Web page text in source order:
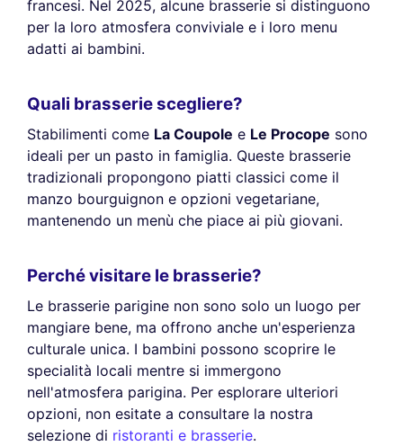
francesi. Nel 2025, alcune brasserie si distinguono
per la loro atmosfera conviviale e i loro menu
adatti ai bambini.
Quali brasserie scegliere?
Stabilimenti come La Coupole e Le Procope sono
ideali per un pasto in famiglia. Queste brasserie
tradizionali propongono piatti classici come il
manzo bourguignon e opzioni vegetariane,
mantenendo un menù che piace ai più giovani.
Perché visitare le brasserie?
Le brasserie parigine non sono solo un luogo per
mangiare bene, ma offrono anche un'esperienza
culturale unica. I bambini possono scoprire le
specialità locali mentre si immergono
nell'atmosfera parigina. Per esplorare ulteriori
opzioni, non esitate a consultare la nostra
selezione di ristoranti e brasserie.